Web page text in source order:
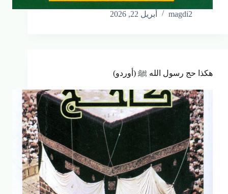
magdi2 أبريل 22, 2026
هكذا حج رسول الله ﷺ (أوردو)